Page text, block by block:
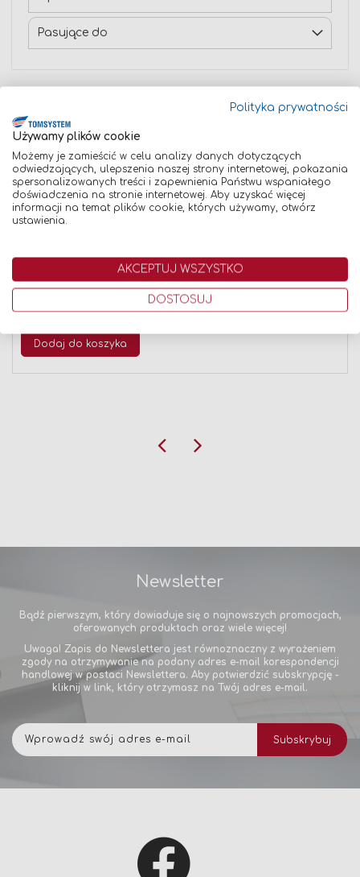
Polityka prywatności
Używamy plików cookie
Możemy je zamieścić w celu analizy danych dotyczących
odwiedzających, ulepszenia naszej strony internetowej, pokazania
spersonalizowanych treści i zapewnienia Państwu wspaniałego
doświadczenia na stronie internetowej. Aby uzyskać więcej
informacji na temat plików cookie, których używamy, otwórz
ustawienia.
AKCEPTUJ WSZYSTKO
DOSTOSUJ
Pasujące do
Znaleźliśmy inne produkty, które mogą Cię
zainteresować!
Porównaj
ELEKTRODA WOLFRAMOWA TIG FI 1,6 CZERWONA
Dodaj do koszyka
Newsletter
Bądź pierwszym, który dowiaduje się o najnowszych promocjach,
oferowanych produktach oraz wiele więcej!
Uwaga! Zapis do Newslettera jest równoznaczny z wyrażeniem
zgody na otrzymywanie na podany adres e-mail korespondencji
handlowej w postaci Newslettera. Aby potwierdzić subskrypcję -
kliknij w link, który otrzymasz na Twój adres e-mail.
nasz
newsletter:
Subskrybuj